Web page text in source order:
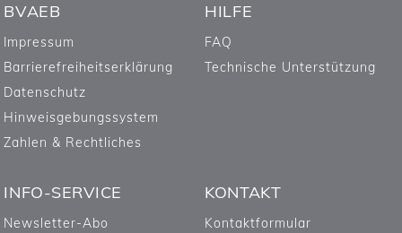
BVAEB
Impressum
Barrierefreiheitserklärung
Datenschutz
Hinweisgebungssystem
Zahlen & Rechtliches
HILFE
FAQ
Technische Unterstützung
INFO-SERVICE
Newsletter-Abo
KONTAKT
Kontaktformular